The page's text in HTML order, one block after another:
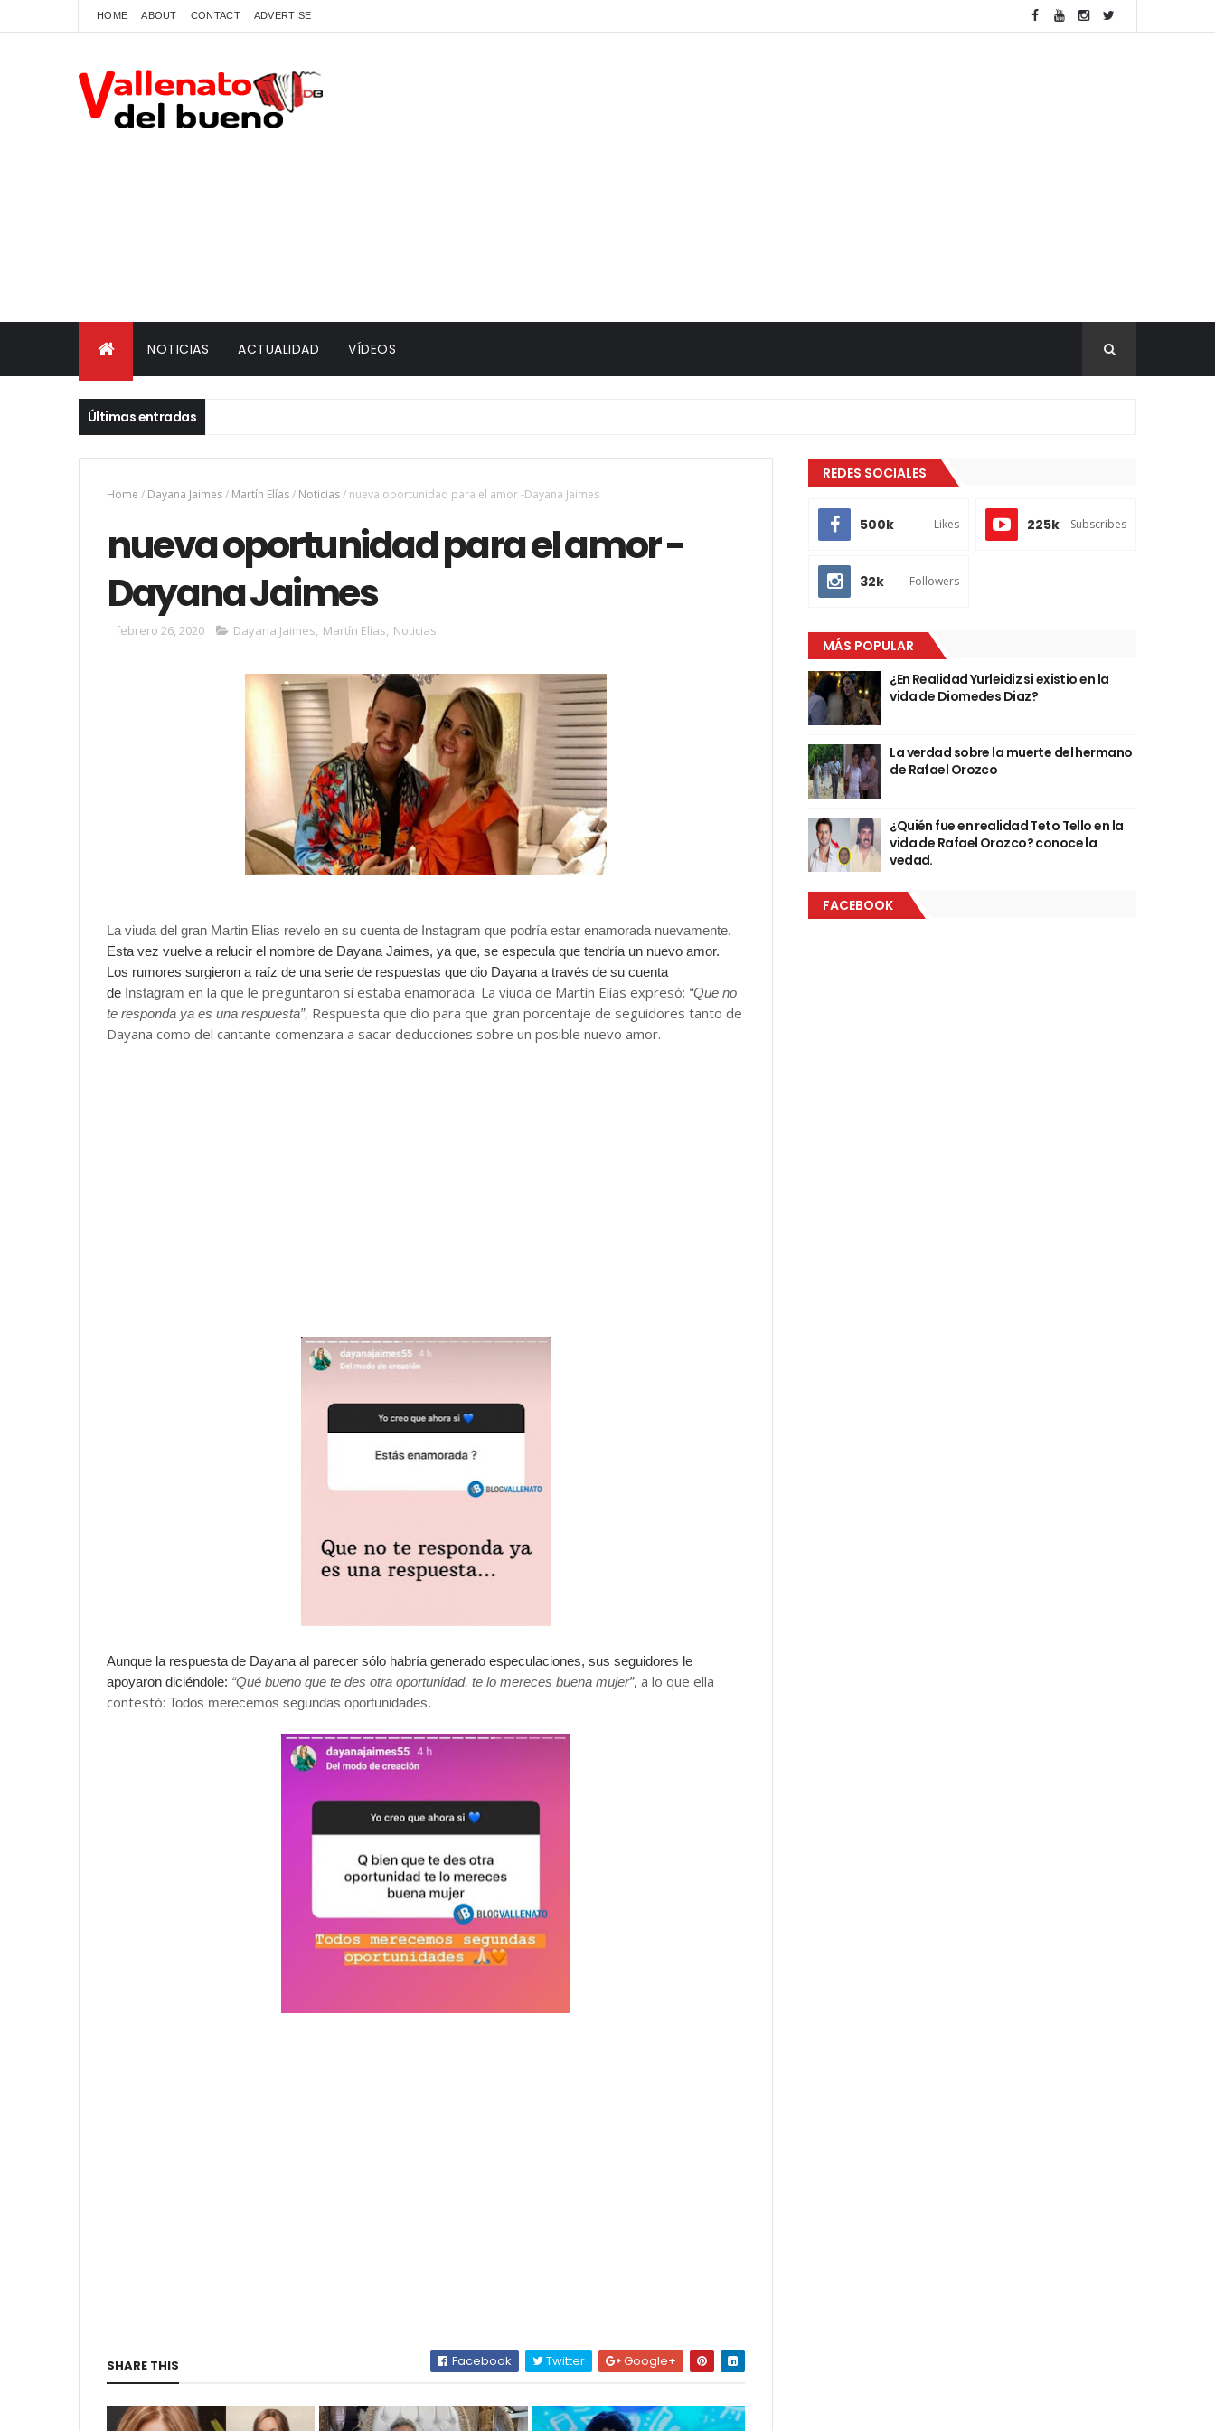
HOME ABOUT CONTACT ADVERTISE
NOTICIAS ACTUALIDAD VÍDEOS
Últimas entradas
Home / Dayana Jaimes/ Martín Elías/ Noticias/ nueva oportunidad para el amor -Dayana Jaimes
nueva oportunidad para el amor -
Dayana Jaimes
febrero 26, 2020 Dayana Jaimes, Martín Elías, Noticias
La viuda del gran Martin Elias revelo en su cuenta de Instagram que podría estar enamorada nuevamente.
Esta vez vuelve a relucir el nombre de Dayana Jaimes, ya que, se especula que tendría un nuevo amor.
Los rumores surgieron a raíz de una serie de respuestas que dio Dayana a través de su cuenta
de Instagram en la que le preguntaron si estaba enamorada. La viuda de Martín Elías expresó: “Que no
te responda ya es una respuesta”, Respuesta que dio para que gran porcentaje de seguidores tanto de
Dayana como del cantante comenzara a sacar deducciones sobre un posible nuevo amor.
Aunque la respuesta de Dayana al parecer sólo habría generado especulaciones, sus seguidores le
apoyaron diciéndole: “Qué bueno que te des otra oportunidad, te lo mereces buena mujer”, a lo que ella
contestó: Todos merecemos segundas oportunidades.
SHARE THIS Facebook Twitter Google+
REDES SOCIALES
500k Likes 225k Subscribes
32k Followers
MÁS POPULAR
¿En Realidad Yurleidiz si existio en la
vida de Diomedes Diaz?
La verdad sobre la muerte del hermano
de Rafael Orozco
¿Quién fue en realidad Teto Tello en la
vida de Rafael Orozco? conoce la
vedad.
FACEBOOK